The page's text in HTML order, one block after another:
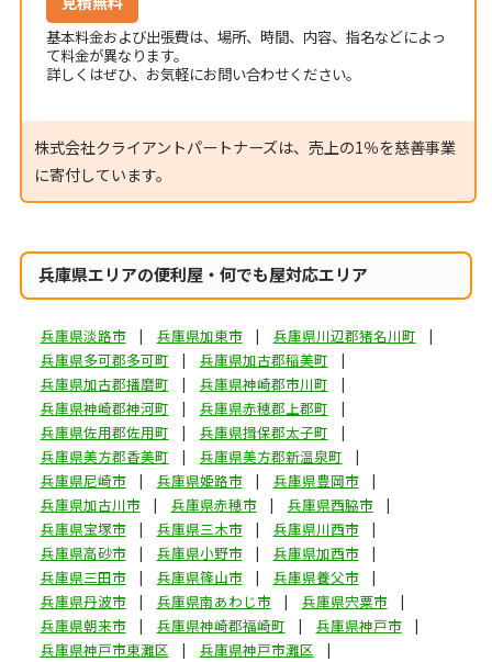
基本料金および出張費は、場所、時間、内容、指名などによっ
て料金が異なります。
詳しくはぜひ、お気軽にお問い合わせください。
株式会社クライアントパートナーズは、売上の1％を慈善事業
に寄付しています。
兵庫県エリアの便利屋・何でも屋対応エリア
兵庫県淡路市 兵庫県加東市
兵庫県川辺郡猪名川町
兵庫県多可郡多可町
兵庫県加古郡稲美町
兵庫県加古郡播磨町
兵庫県神崎郡市川町
兵庫県神崎郡神河町
兵庫県赤穂郡上郡町
兵庫県佐用郡佐用町
兵庫県揖保郡太子町
兵庫県美方郡香美町
兵庫県美方郡新温泉町
兵庫県尼崎市
兵庫県姫路市
兵庫県豊岡市
兵庫県加古川市
兵庫県赤穂市
兵庫県西脇市
兵庫県宝塚市
兵庫県三木市
兵庫県川西市
兵庫県高砂市
兵庫県小野市
兵庫県加西市
兵庫県三田市
兵庫県篠山市
兵庫県養父市
兵庫県丹波市
兵庫県南あわじ市
兵庫県宍粟市
兵庫県朝来市
兵庫県神崎郡福崎町
兵庫県神戸市
兵庫県神戸市東灘区
兵庫県神戸市灘区